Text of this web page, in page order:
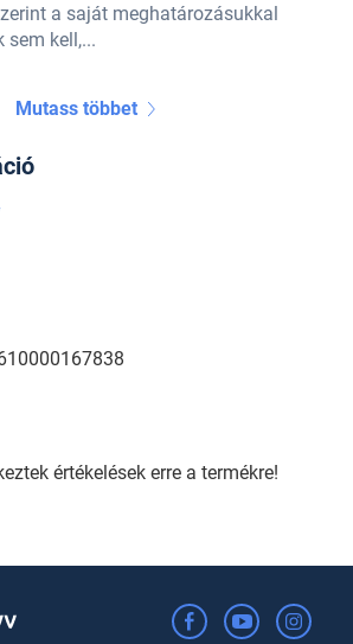
a saját meghatározásukkal
kell,...
Mutass többet
értékelések erre a termékre!